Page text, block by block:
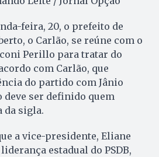
feira, 20, o prefeito de
o Carlão, se reúne com o
Perillo para tratar do
com Carlão, que
do partido com Jânio
ser definido quem
da sigla.
a vice-presidente, Eliane
estadual do PSDB,